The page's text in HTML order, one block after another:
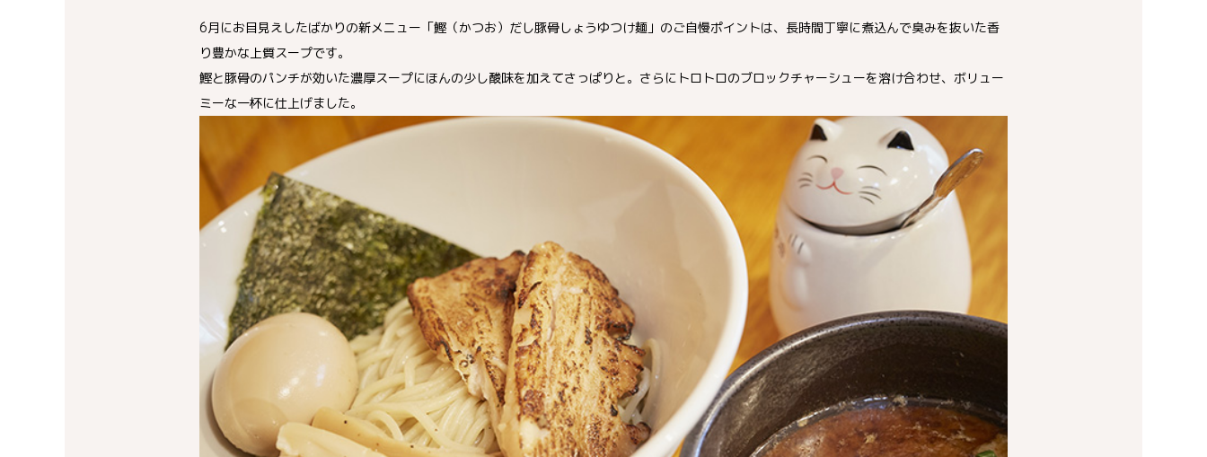
6月にお目見えしたばかりの新メニュー「鰹（かつお）だし豚骨しょうゆつけ麺」のご自慢ポイントは、長時間丁寧に煮込んで臭みを抜いた香
り豊かな上質スープです。
鰹と豚骨のパンチが効いた濃厚スープにほんの少し酸味を加えてさっぱりと。さらにトロトロのブロックチャーシューを溶け合わせ、ボリュー
ミーな一杯に仕上げました。